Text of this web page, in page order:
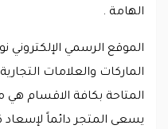
الهامة .
الموقع الرسمي
الماركات والعلامات
المتاحة بكافة الاقسام
يسعى المتجر دائماً لإسعاد